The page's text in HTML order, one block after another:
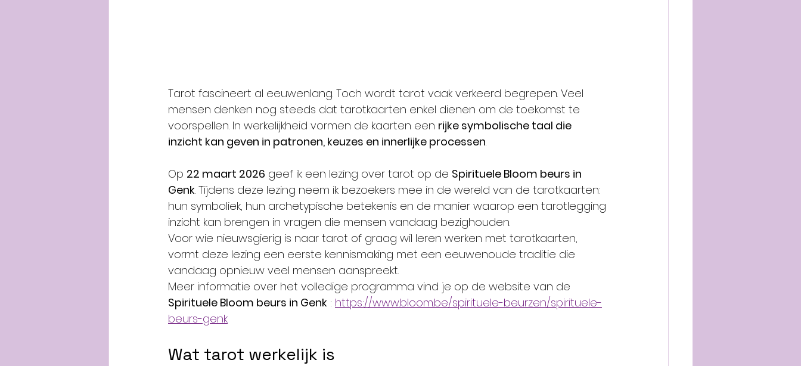
Tarot fascineert al eeuwenlang. Toch wordt tarot vaak verkeerd begrepen. Veel
mensen denken nog steeds dat tarotkaarten enkel dienen om de toekomst te
voorspellen. In werkelijkheid vormen de kaarten een rijke symbolische taal die
inzicht kan geven in patronen, keuzes en innerlijke processen.
Op 22 maart 2026 geef ik een lezing over tarot op de Spirituele Bloom beurs in
Genk. Tijdens deze lezing neem ik bezoekers mee in de wereld van de tarotkaarten:
hun symboliek, hun archetypische betekenis en de manier waarop een tarotlegging
inzicht kan brengen in vragen die mensen vandaag bezighouden.
Voor wie nieuwsgierig is naar tarot of graag wil leren werken met tarotkaarten,
vormt deze lezing een eerste kennismaking met een eeuwenoude traditie die
vandaag opnieuw veel mensen aanspreekt.
Meer informatie over het volledige programma vind je op de website van de
Spirituele Bloom beurs in Genk : https://www.bloom.be/spirituele-beurzen/spirituele-
beurs-genk
Wat tarot werkelijk is